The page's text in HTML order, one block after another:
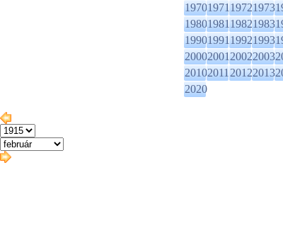
1970197119721973
1980198119821983
1990199119921993
2000200120022003
2010201120122013
2020